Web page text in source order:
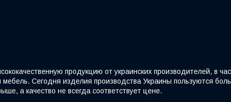
продукцию от украинских производителей, в
Сегодня изделия производства Украины пользуются
а качество не всегда соответствует цене.